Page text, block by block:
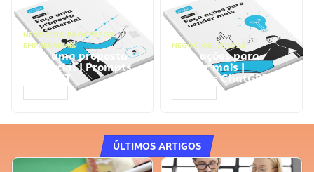
NEGÓCIOS, PROCESSOS
EMPRESARIAIS
Faça uma proposta
comercial | Prompts
ChatGPT
NEGÓCIOS, VENDAS
Faça ações para
vender mais |
Prompts ChatGPT
ÚLTIMOS ARTIGOS